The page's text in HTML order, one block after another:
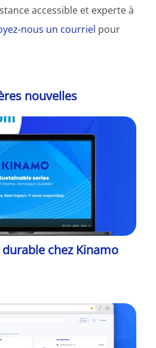
accessible et experte à
nous un courriel pour
nouvelles
chez Kinamo